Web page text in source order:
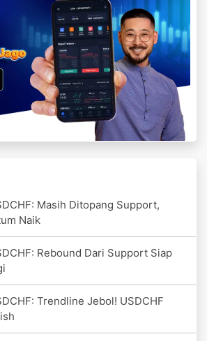
Masih Ditopang Support,
Naik
Rebound Dari Support Siap
Trendline Jebol! USDCHF